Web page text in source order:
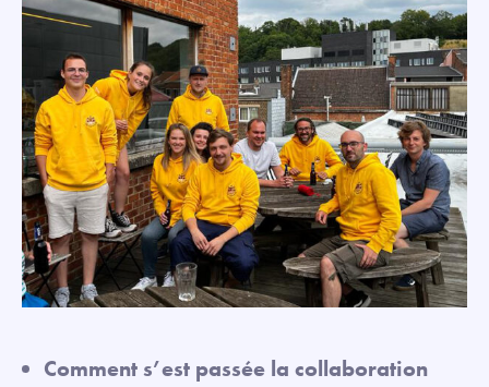
Comment s’est passée la collaboration